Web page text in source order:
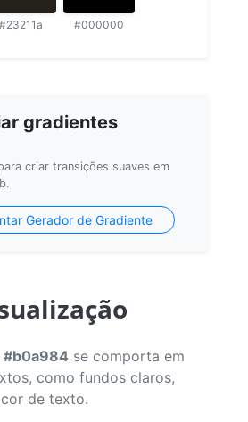
#23211a #000000
gradientes
criar transições suaves em
Gerador de Gradiente
#b0a984 se comporta em
como fundos claros,
de texto.